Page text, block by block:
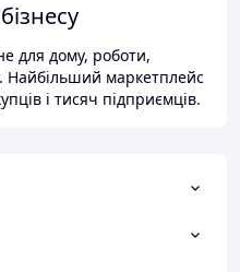
для дому, роботи,
Найбільший маркетплейс
і тисяч підприємців.